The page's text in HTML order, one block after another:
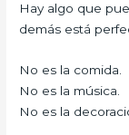
Hay algo que
demás está
No es la comida.
No es la música.
No es la